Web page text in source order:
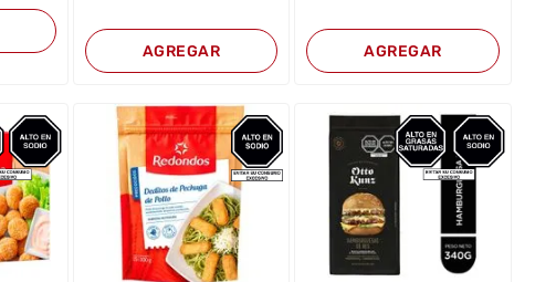
AGREGAR AGREGAR